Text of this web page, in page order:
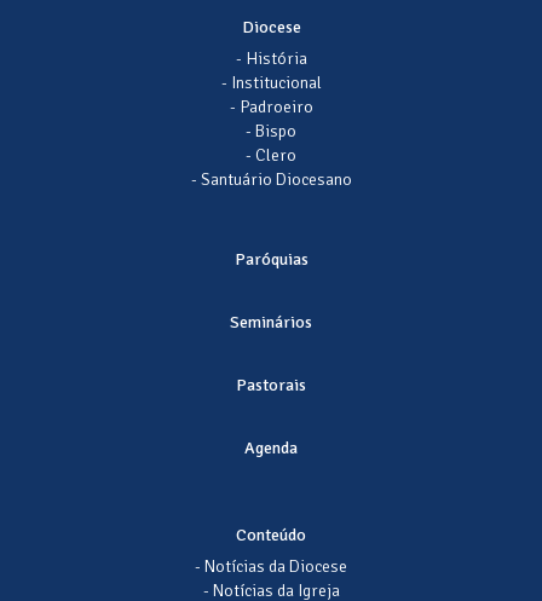
Diocese
- História
- Institucional
- Padroeiro
- Bispo
- Clero
- Santuário Diocesano
Paróquias
Seminários
Pastorais
Agenda
Conteúdo
- Notícias da Diocese
- Notícias da Igreja